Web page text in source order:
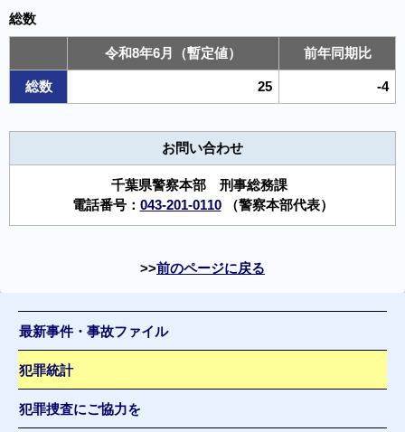
総数
令和8年6月（暫定値） 前年同期比
総数 25 -4
お問い合わせ
千葉県警察本部 刑事総務課
電話番号： 043-201-0110（警察本部代表）
前のページに戻る
最新事件・事故ファイル
犯罪統計
犯罪捜査にご協力を